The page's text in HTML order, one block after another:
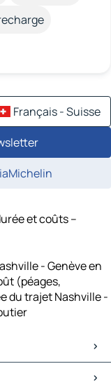
Français - Suisse
et coûts –
- Genève en
(péages,
du trajet Nashville -